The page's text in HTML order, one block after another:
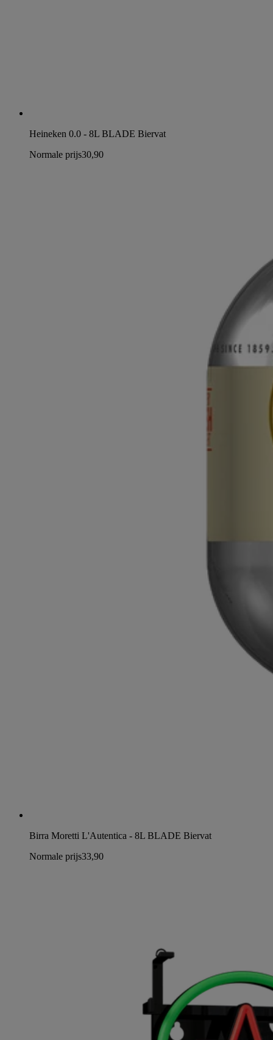
Heineken 0.0 - 8L BLADE Biervat
Normale prijs30,90
Birra Moretti L'Autentica - 8L BLADE Biervat
Normale prijs33,90